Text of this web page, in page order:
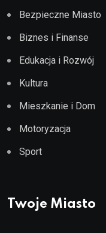
Bezpieczne Miasto
Biznes i Finanse
Edukacja i Rozwój
Kultura
Mieszkanie i Dom
Motoryzacja
Sport
Twoje Miasto